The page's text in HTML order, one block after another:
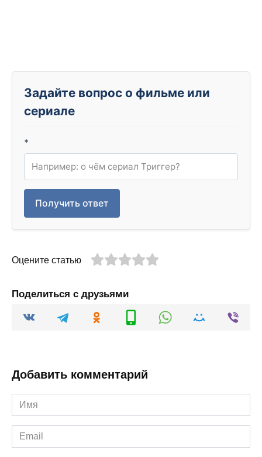
Задайте вопрос о фильме или
сериале
*
Получить ответ
Оцените статью
Поделиться с друзьями
Добавить комментарий
Имя
*
Email
*